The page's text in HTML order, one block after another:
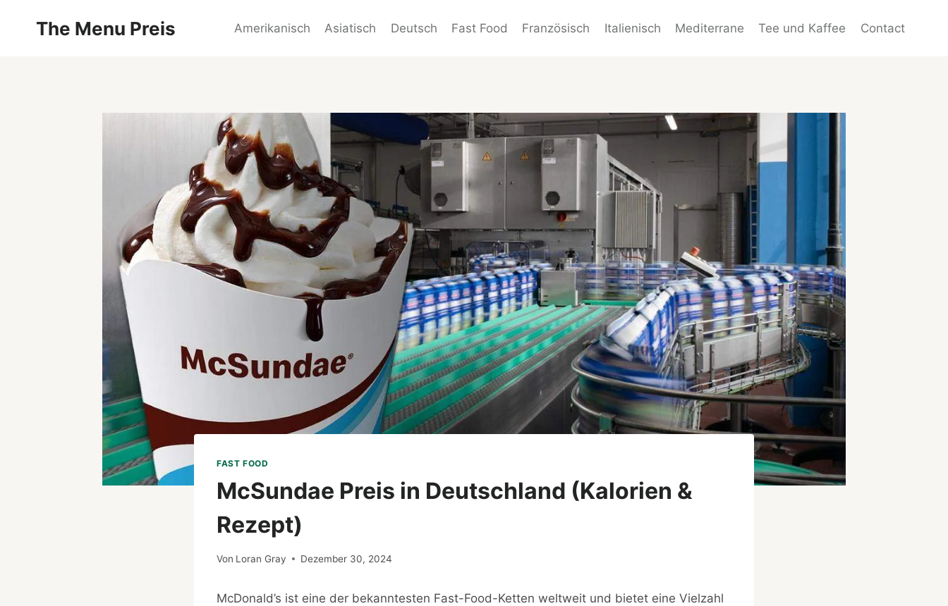
The Menu Preis Amerikanisch Asiatisch Deutsch Fast Food Französisch Italienisch Mediterrane Tee und Kaffee Contact
FAST FOOD
McSundae Preis in Deutschland (Kalorien &
Rezept)
Von Loran Gray Dezember 30, 2024
McDonald’s ist eine der bekanntesten Fast-Food-Ketten weltweit und bietet eine Vielzahl